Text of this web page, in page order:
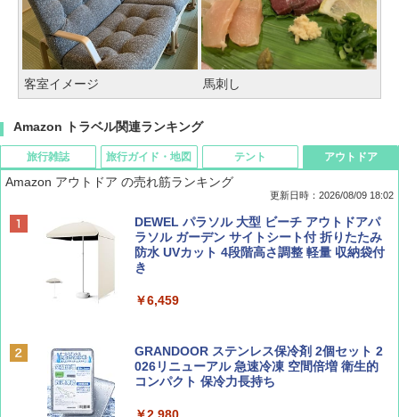
客室イメージ 馬刺し
Amazon トラベル関連ランキング
旅行雑誌
BE-PAL(ビ-パル) 2026年 9 月号【特別付録:
SOTO ミニマル"旅"財布 ランダム2種】
￥1,500
誌] (ＤＩＳＮＥＹ ＦＡＮ)
￥713
旅行ガイド・地図
地球の歩き方 スター・ウォーズ
￥2,695
力的な町 2026～2027 地球の歩き方D アジア
￥2,079
テント
[キャンパーズコレクション 山善] ポップアッ
プテント 傘みたいに広げて畳める パッとサ
ッとサンシェード キューブ フルクローズ メ
ッシュ 簡単設置 ワンタッチテント キャンプ
PYKES PEAK (パイクスピーク) 着替えテン
ト プライバシー テント 【中が透けない】 1
ーチ ピクニック ポップアップテント 携帯 簡
アウトドア
Amazon アウトドア の売れ筋ランキング
更新日時：2026/08/09 18:02
DEWEL パラソル 大型 ビーチ アウトドアパ
ラソル ガーデン サイトシート付 折りたたみ
防水 UVカット 4段階高さ調整 軽量 収納袋付
き
￥6,459
GRANDOOR ステンレス保冷剤 2個セット 2
026リニューアル 急速冷凍 空間倍増 衛生的
コンパクト 保冷力長持ち
￥2,980